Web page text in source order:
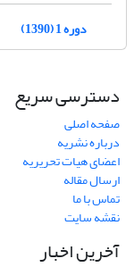
دوره 1 (1390)
دسترسی سریع
صفحه اصلی
درباره نشریه
اعضای هیات تحریریه
ارسال مقاله
تماس با ما
نقشه سایت
آخرین اخبار